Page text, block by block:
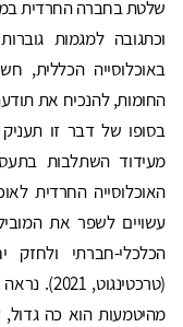
שלטת בחברה החרדית
וכתגובה למגמות
באוכלוסייה הכללית,
החומות, להנכיח את
בסופו של דבר זו
מעידוד השתלבות
האוכלוסייה החרדית
עשויים לשפר את
הכלכלי-חברתי ולחזק
מהיטמעות הוא כה